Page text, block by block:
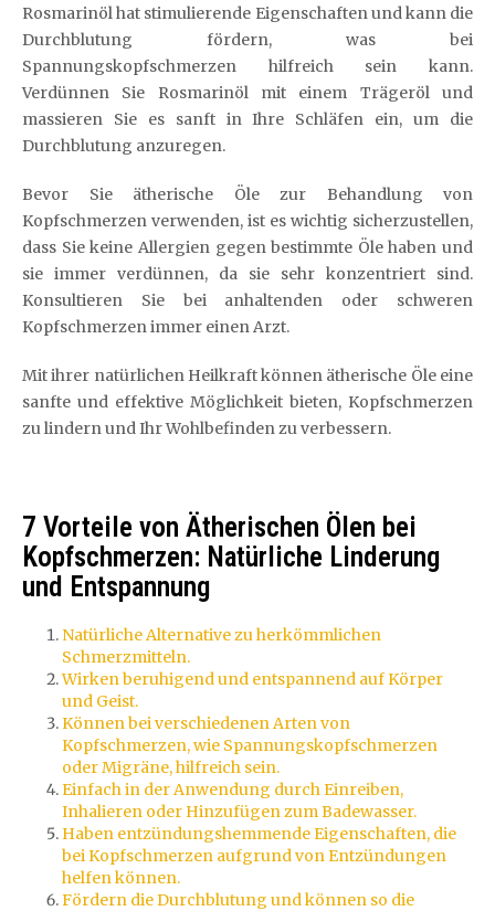
Rosmarinöl hat stimulierende Eigenschaften und kann die
Durchblutung fördern, was bei
Spannungskopfschmerzen hilfreich sein kann.
Verdünnen Sie Rosmarinöl mit einem Trägeröl und
massieren Sie es sanft in Ihre Schläfen ein, um die
Durchblutung anzuregen.
Bevor Sie ätherische Öle zur Behandlung von
Kopfschmerzen verwenden, ist es wichtig sicherzustellen,
dass Sie keine Allergien gegen bestimmte Öle haben und
sie immer verdünnen, da sie sehr konzentriert sind.
Konsultieren Sie bei anhaltenden oder schweren
Kopfschmerzen immer einen Arzt.
Mit ihrer natürlichen Heilkraft können ätherische Öle eine
sanfte und effektive Möglichkeit bieten, Kopfschmerzen
zu lindern und Ihr Wohlbefinden zu verbessern.
7 Vorteile von Ätherischen Ölen bei
Kopfschmerzen: Natürliche Linderung
und Entspannung
Natürliche Alternative zu herkömmlichen
Schmerzmitteln.
Wirken beruhigend und entspannend auf Körper
und Geist.
Können bei verschiedenen Arten von
Kopfschmerzen, wie Spannungskopfschmerzen
oder Migräne, hilfreich sein.
Einfach in der Anwendung durch Einreiben,
Inhalieren oder Hinzufügen zum Badewasser.
Haben entzündungshemmende Eigenschaften, die
bei Kopfschmerzen aufgrund von Entzündungen
helfen können.
Fördern die Durchblutung und können so die